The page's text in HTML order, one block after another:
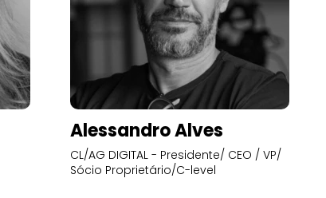
Alessandro Alves
CL/AG DIGITAL - Presidente/ CEO / VP/
Sócio Proprietário/C-level